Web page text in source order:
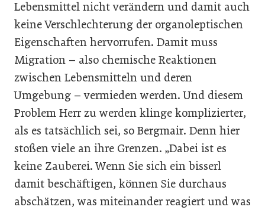
Lebensmittel nicht verändern und damit auch
keine Verschlechterung der organoleptischen
Eigenschaften hervorrufen. Damit muss
Migration – also chemische Reaktionen
zwischen Lebensmitteln und deren
Umgebung – vermieden werden. Und diesem
Problem Herr zu werden klinge komplizierter,
als es tatsächlich sei, so Bergmair. Denn hier
stoßen viele an ihre Grenzen. „Dabei ist es
keine Zauberei. Wenn Sie sich ein bisserl
damit beschäftigen, können Sie durchaus
abschätzen, was miteinander reagiert und was